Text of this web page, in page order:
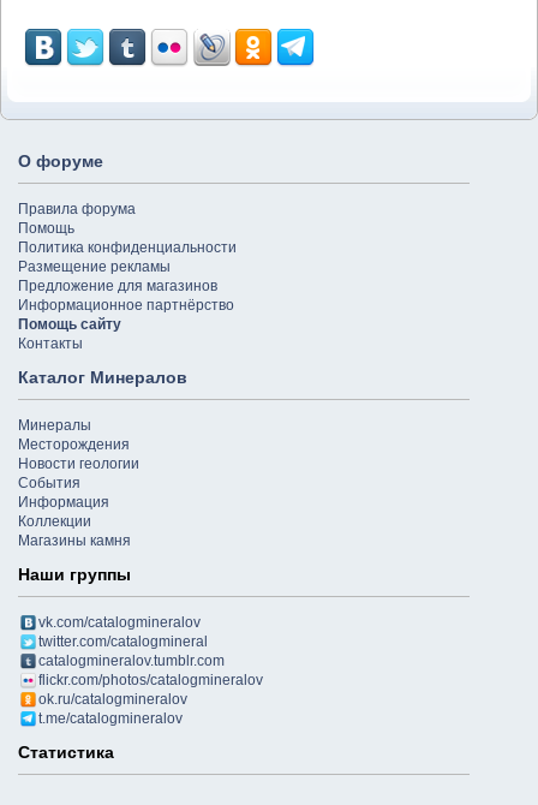
О форуме
Правила форума
Помощь
Политика конфиденциальности
Размещение рекламы
Предложение для магазинов
Информационное партнёрство
Помощь сайту
Контакты
Каталог Минералов
Минералы
Месторождения
Новости геологии
События
Информация
Коллекции
Магазины камня
Наши группы
vk.com/catalogmineralov
twitter.com/catalogmineral
catalogmineralov.tumblr.com
flickr.com/photos/catalogmineralov
ok.ru/catalogmineralov
t.me/catalogmineralov
Статистика